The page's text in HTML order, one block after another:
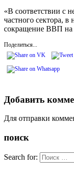
«В соответствии с
частного сектора,
сокращение ВВП на
Поделиться...
Добавить
Для отправки
поиск
Search for: